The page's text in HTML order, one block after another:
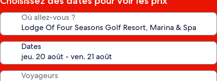
Où allez-vous ?
Dates
Voyageurs